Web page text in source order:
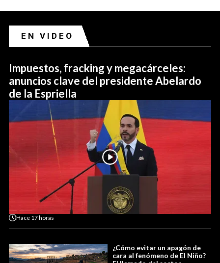
EN VIDEO
Impuestos, fracking y megacárceles:
anuncios clave del presidente Abelardo
de la Espriella
Hace 17 horas
¿Cómo evitar un apagón de
cara al fenómeno de El Niño?